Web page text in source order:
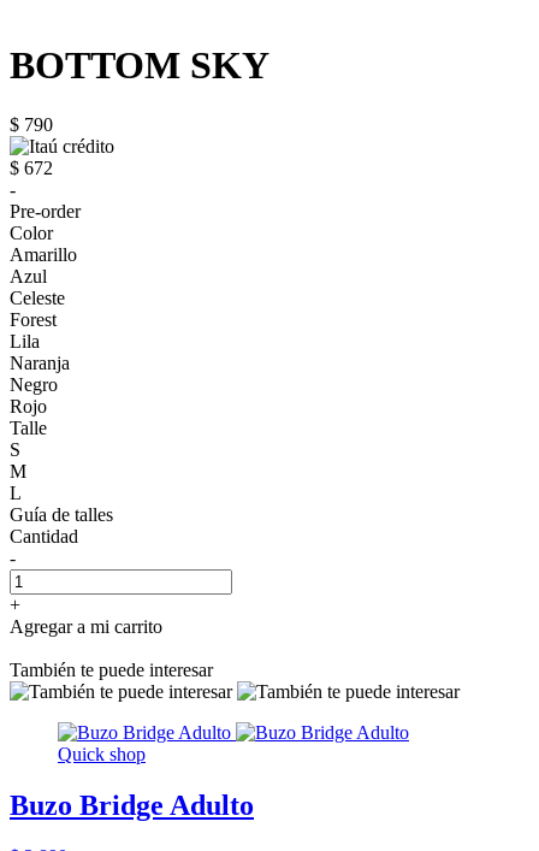
BOTTOM SKY
$ 790
$ 672
-
Pre-order
Color
Amarillo
Azul
Celeste
Forest
Lila
Naranja
Negro
Rojo
Talle
S
M
L
Guía de talles
Cantidad
-
+
Agregar a mi carrito
También te puede interesar
Quick shop
Buzo Bridge Adulto